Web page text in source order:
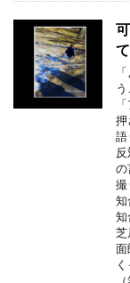
押
語
の
撮
知
知
芝
面